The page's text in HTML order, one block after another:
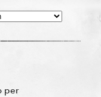
per